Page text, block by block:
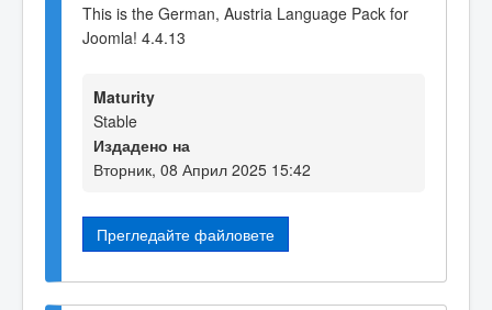
This is the German, Austria Language Pack for
Joomla! 4.4.13
Maturity
Stable
Издадено на
Вторник, 08 Април 2025 15:42
Прегледайте файловете